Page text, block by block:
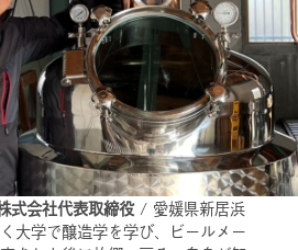
式会社代表取締役/ 愛媛県新居浜
大学で醸造学を学び、ビールメー